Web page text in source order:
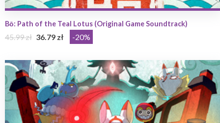
Bō: Path of the Teal Lotus (Original Game Soundtrack)
45.99 zł 36.79 zł -20%